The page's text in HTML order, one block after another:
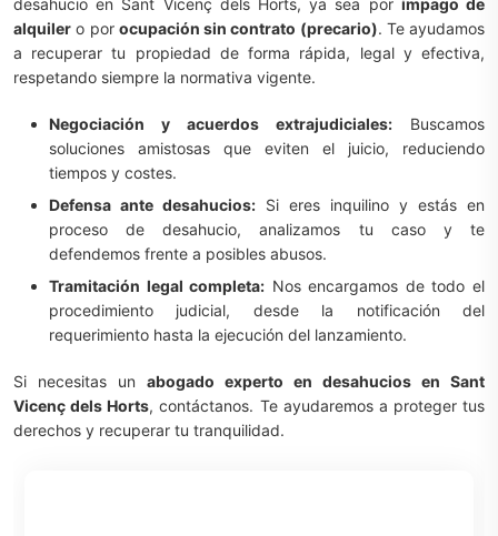
desahucio en Sant Vicenç dels Horts, ya sea por impago de
alquiler o por ocupación sin contrato (precario). Te ayudamos
a recuperar tu propiedad de forma rápida, legal y efectiva,
respetando siempre la normativa vigente.
Negociación y acuerdos extrajudiciales: Buscamos
soluciones amistosas que eviten el juicio, reduciendo
tiempos y costes.
Defensa ante desahucios: Si eres inquilino y estás en
proceso de desahucio, analizamos tu caso y te
defendemos frente a posibles abusos.
Tramitación legal completa: Nos encargamos de todo el
procedimiento judicial, desde la notificación del
requerimiento hasta la ejecución del lanzamiento.
Si necesitas un abogado experto en desahucios en Sant
Vicenç dels Horts, contáctanos. Te ayudaremos a proteger tus
derechos y recuperar tu tranquilidad.